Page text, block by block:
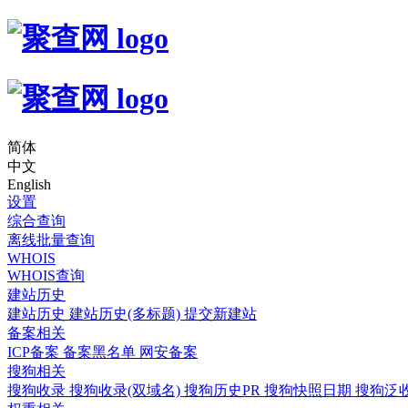
简体
中文
English
设置
综合查询
离线批量查询
WHOIS
WHOIS查询
建站历史
建站历史 建站历史(多标题) 提交新建站
备案相关
ICP备案 备案黑名单 网安备案
搜狗相关
搜狗收录 搜狗收录(双域名) 搜狗历史PR 搜狗快照日期 搜狗泛